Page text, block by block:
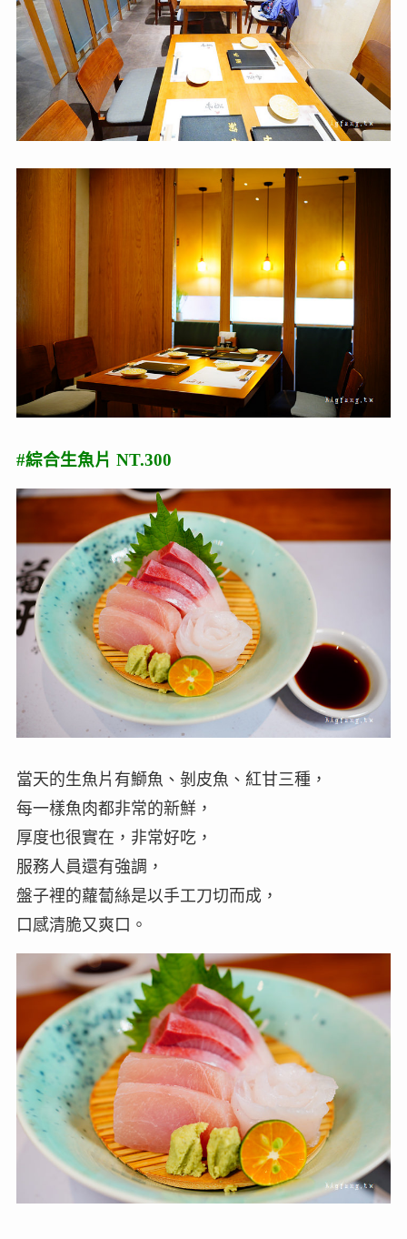
#綜合生魚片 NT.300
當天的生魚片有鰤魚、剝皮魚、紅甘三種，
每一樣魚肉都非常的新鮮，
厚度也很實在，非常好吃，
服務人員還有強調，
盤子裡的蘿蔔絲是以手工刀切而成，
口感清脆又爽口。